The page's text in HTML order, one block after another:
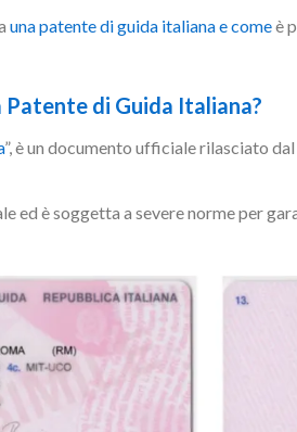
una patente di guida italiana e comeè
Patente di Guida Italiana?
”, è un documento ufficiale rilasciato
ed è soggetta a severe norme per